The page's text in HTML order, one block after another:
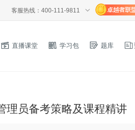
客服热线：400-111-9811
直播课堂 学习包 题库
理员备考策略及课程精讲